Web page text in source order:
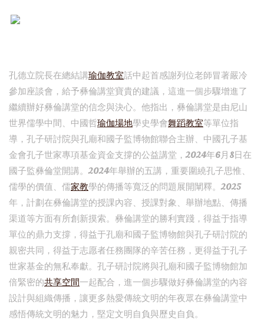
孔德立院長在總結講瑜伽教室話中起首感謝列位老師冒著嚴冷
參加座談會，給予彝倫講堂寶貴的建議，這進一個步驟增進了
繼續辦好彝倫講堂的信念與決心。他指出，彝倫講堂是由尼山
世界儒學中間、中國哲瑜伽場地學史學會舞蹈教室等單位指
導，孔子研討院與孔廟和國子監博物館聯合主辦、中國孔子基
金會孔子世家專項基金資金支撐的公益講堂，2024年6月8日在
國子監彝倫堂開講。2024年舉辦的五講，重要圍繞孔子思惟、
儒學的價值、儒家教學的傳播等寬泛的問題展開闡釋。2025
年，計劃在彝倫講堂的授課內容、授課對象、舉辦地點、傳播
渠道等方面有所創新摸索。彝倫講堂的勝利實踐，得益于指導
單位的鼎力支撐，得益于孔廟和國子監博物館與孔子研討院的
親密共同，得益于志愿者任務團隊的辛苦任務，更得益于孔子
世家基金的無私奉獻。孔子研討院將與孔廟和國子監博物館加
倍緊密的共享空間一起配合，進一個步驟做好彝倫講堂的內容
設計與組織傳播，讓更多熱愛傳統文明的年夜眾在彝倫講堂中
感悟傳統文明的魅力，堅定文明自負與歷史自負。